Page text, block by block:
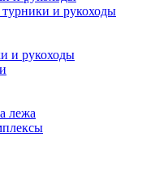
и рукоходы
и рукоходы
лежа